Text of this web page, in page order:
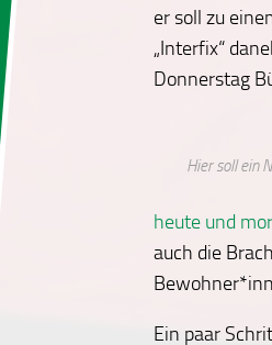
er soll zu
„Interfix“
Donnerstag
Hier soll ein
heute und
auch die
Ein paar